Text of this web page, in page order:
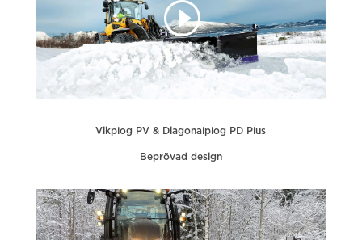
Vikplog PV & Diagonalplog PD Plus
Beprövad design